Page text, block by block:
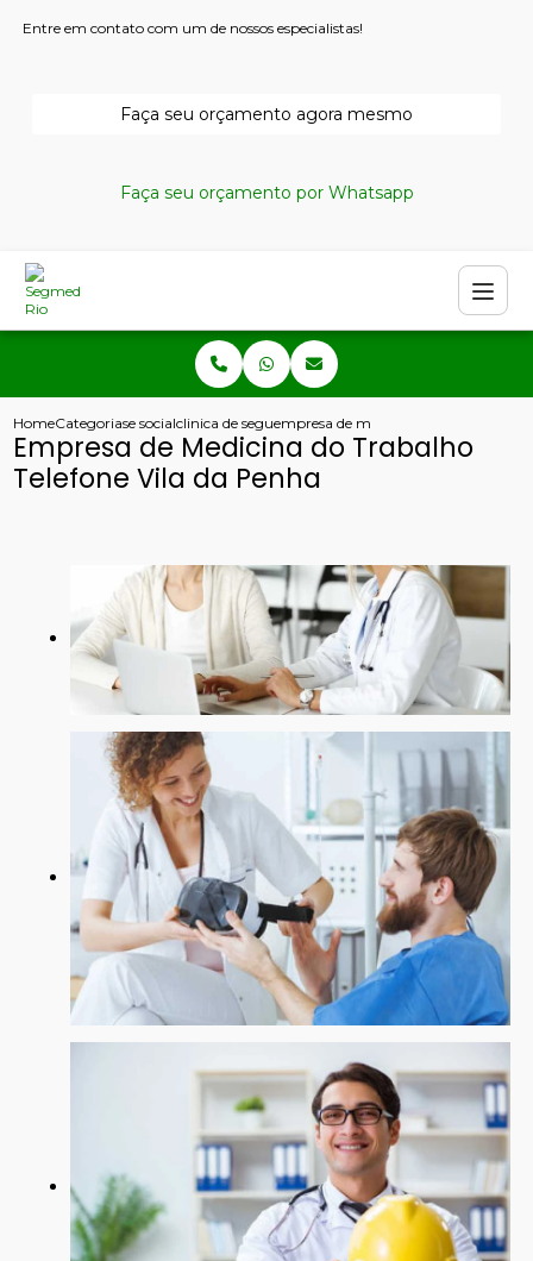
Entre em contato com um de nossos especialistas!
Faça seu orçamento agora mesmo
Faça seu orçamento por Whatsapp
HomeCategoriase socialclinica de seguranca e medicina do trabalho
empresa de medicina do trabalho
Empresa de Medicina do Trabalho
Telefone Vila da Penha